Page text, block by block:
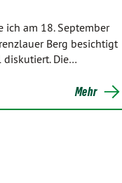
ich am 18. September
Berg besichtigt
diskutiert. Die…
Mehr